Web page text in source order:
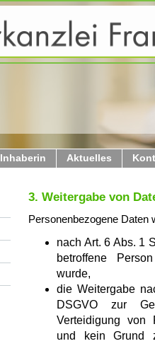
Inhaberin Aktuelles
3. Weitergabe von
Personenbezogene Daten
nach Art. 6 Abs. 1
betroffene
wurde,
die Weitergabe
DSGVO zur
Verteidigung von
und kein Grund